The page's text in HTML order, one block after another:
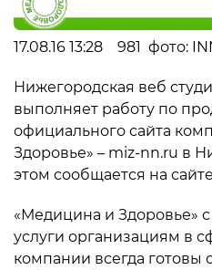
17.08.16 13:28 981 фото:
Нижегородская веб
выполняет работу по
официального сайта
Здоровье» – miz-nn.ru в
этом сообщается на
«Медицина и Здоровье»
услуги организациям в
компании всегда готовы